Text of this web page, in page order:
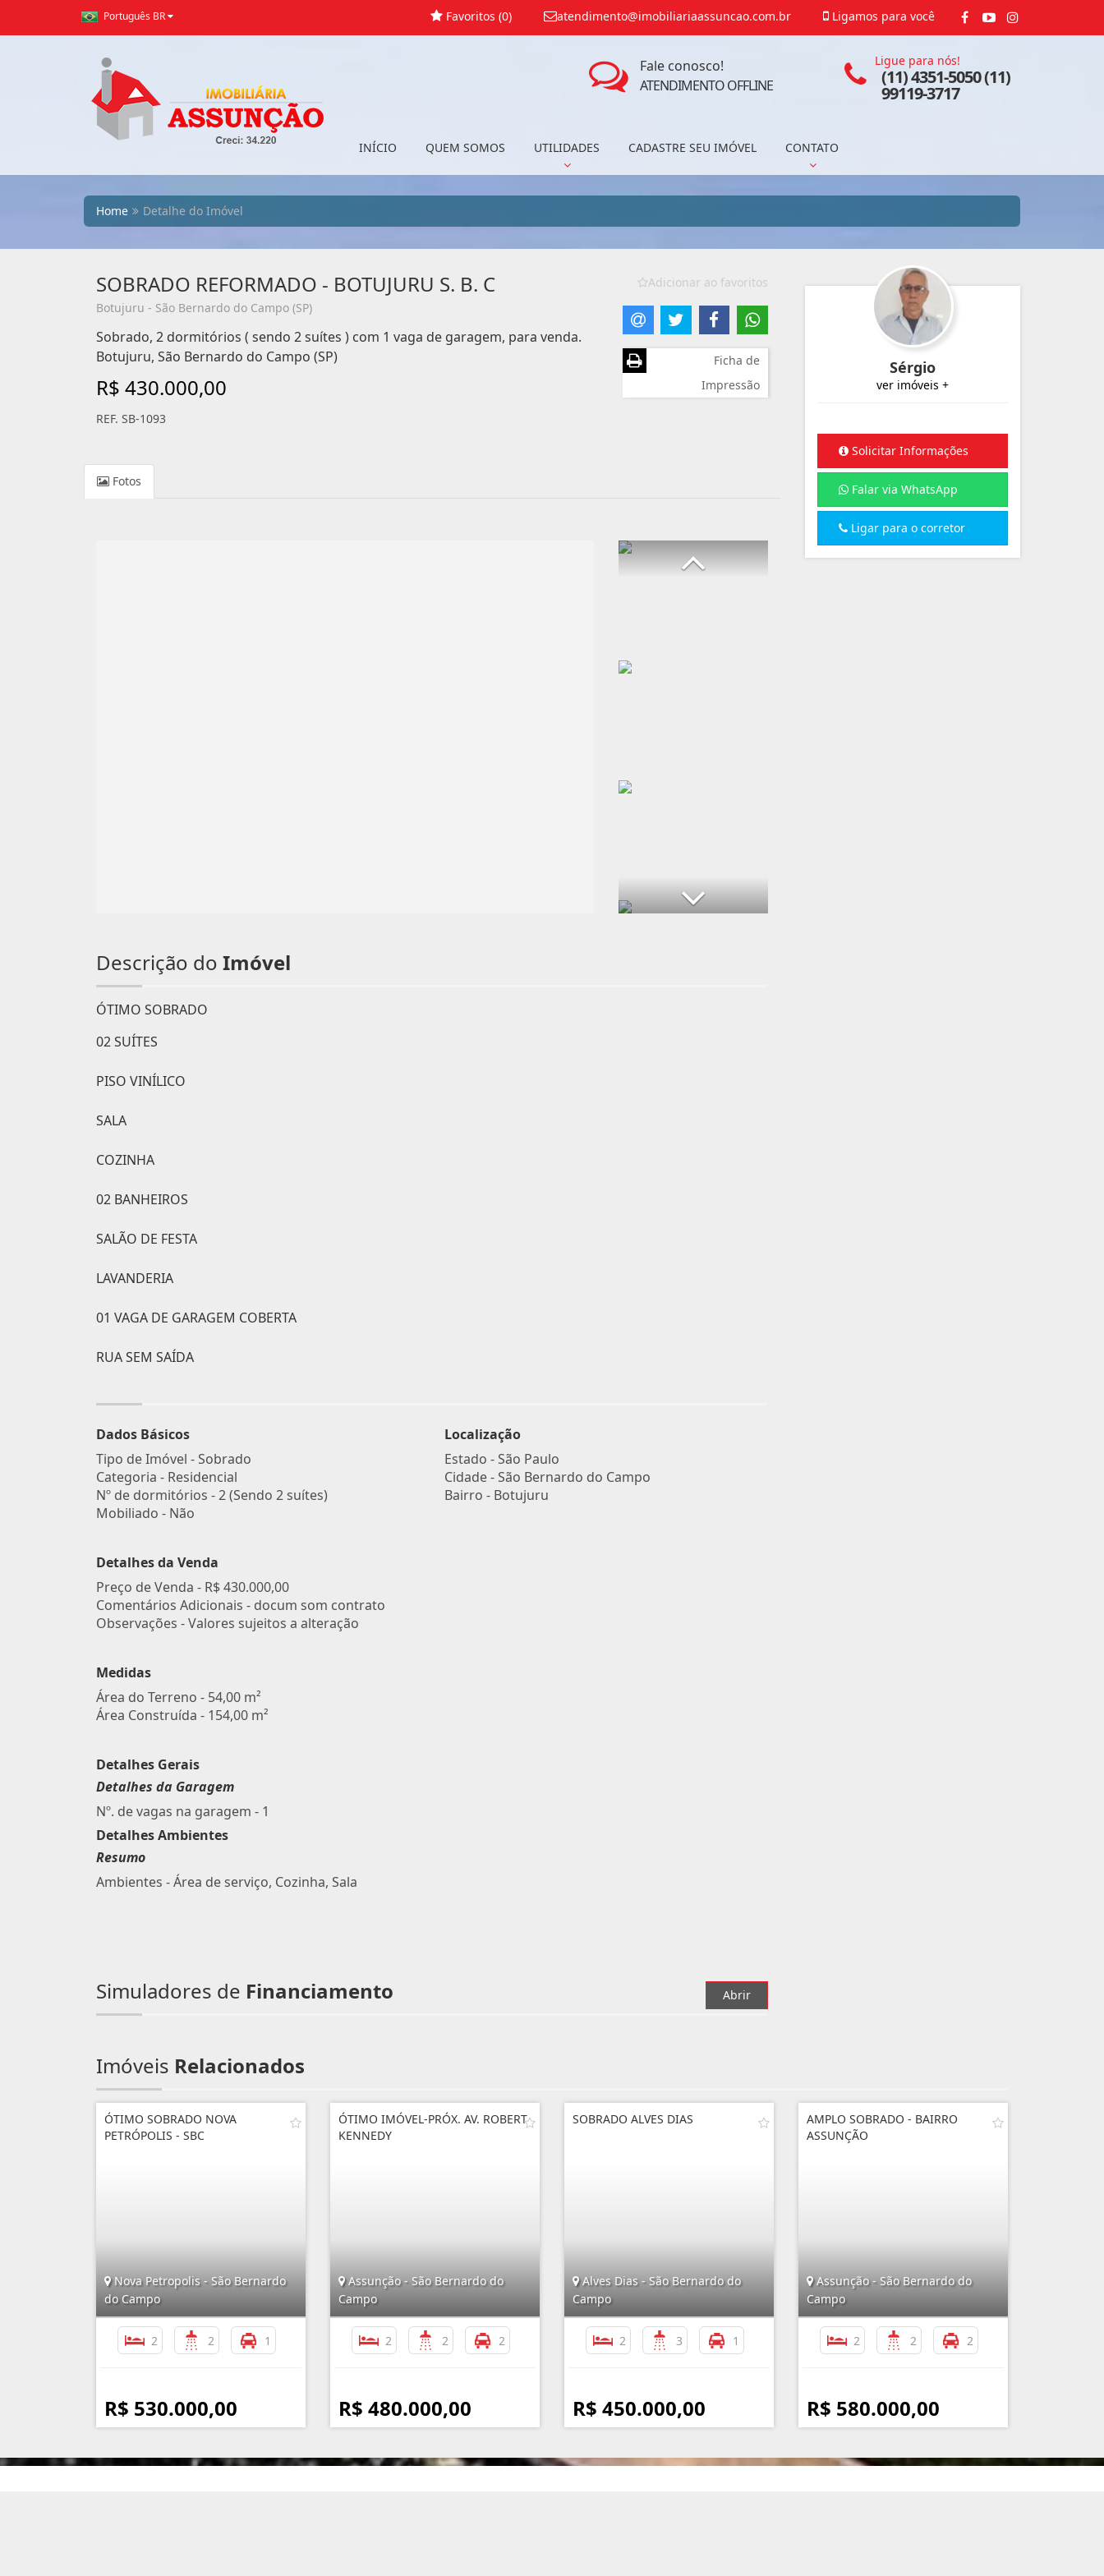
Português BR Ligamos para você
atendimento@imobiliariaassuncao.com.br
Favoritos (0)
INÍCIO QUEM SOMOS UTILIDADES CADASTRE SEU IMÓVEL CONTATO
Ligue para nós!
(11) 4351-5050 (11)
99119-3717
Fale conosco!
ATENDIMENTO OFFLINE
Home Detalhe do Imóvel
SOBRADO REFORMADO - BOTUJURU S. B. C
Botujuru - São Bernardo do Campo (SP)
Sobrado, 2 dormitórios ( sendo 2 suítes ) com 1 vaga de garagem, para venda.
Botujuru, São Bernardo do Campo (SP)
R$ 430.000,00
REF. SB-1093
Adicionar ao favoritos
Ficha de
Impressão
Fotos
Descrição do Imóvel
ÓTIMO SOBRADO
02 SUÍTES
PISO VINÍLICO
SALA
COZINHA
02 BANHEIROS
SALÃO DE FESTA
LAVANDERIA
01 VAGA DE GARAGEM COBERTA
RUA SEM SAÍDA
Dados Básicos
Tipo de Imóvel - Sobrado
Categoria - Residencial
Nº de dormitórios - 2 (Sendo 2 suítes)
Mobiliado - Não
Detalhes da Venda
Preço de Venda - R$ 430.000,00
Comentários Adicionais - docum som contrato
Observações - Valores sujeitos a alteração
Medidas
Área do Terreno - 54,00 m²
Área Construída - 154,00 m²
Detalhes Gerais
Detalhes da Garagem
Nº. de vagas na garagem - 1
Detalhes Ambientes
Resumo
Ambientes - Área de serviço, Cozinha, Sala
Localização
Estado -São Paulo
Cidade -São Bernardo do Campo
Bairro - Botujuru
Simuladores de Financiamento Abrir
Sérgio
ver imóveis +
Solicitar Informações
Falar via WhatsApp
Ligar para o corretor
Imóveis Relacionados
ÓTIMO SOBRADO NOVA
PETRÓPOLIS - SBC
Nova Petropolis - São Bernardo
do Campo
2 2 1
R$ 530.000,00
ÓTIMO IMÓVEL-PRÓX. AV. ROBERT
KENNEDY
Assunção - São Bernardo do
Campo
2 2 2
R$ 480.000,00
SOBRADO ALVES DIAS
Alves Dias - São Bernardo do
Campo
2 3 1
R$ 450.000,00
AMPLO SOBRADO - BAIRRO
ASSUNÇÃO
Assunção - São Bernardo do
Campo
2 2 2
R$ 580.000,00